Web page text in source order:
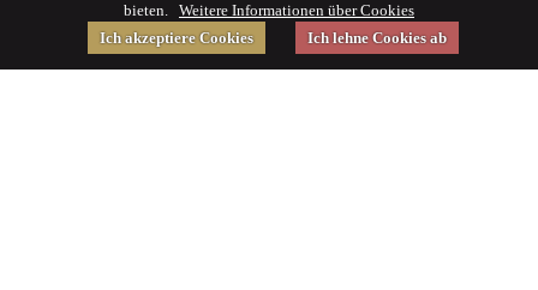
bieten. Weitere Informationen über Cookies
Ich akzeptiere Cookies
Ich lehne Cookies ab